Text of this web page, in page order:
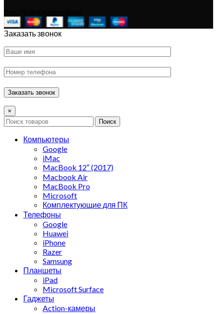
Заказать звонок
×
Поиск
Компьютеры
Google
iMac
MacBook 12″ (2017)
Macbook Air
MacBook Pro
Microsoft
Комплектующие для ПК
Телефоны
Google
Huawei
iPhone
Razer
Samsung
Планшеты
iPad
Microsoft Surface
Гаджеты
Action-камеры